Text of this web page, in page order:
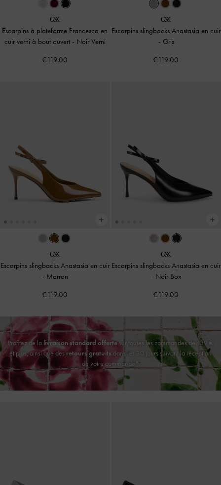
Escarpins à plateforme Francesca en
cuir verni à bout ouvert - Noir Verni
€119.00
Escarpins slingbacks Anastasia en cuir
- Gris
€119.00
Escarpins slingbacks Anastasia en cuir
- Marron
€119.00
Escarpins slingbacks Anastasia en cuir
- Noir Box
€119.00
Profitez de la livraison standard offertesur toutes les commandes de 139 €
et plus, ainsi que des retours gratuits dans les 30 jours suivant la réception
de votre commande*